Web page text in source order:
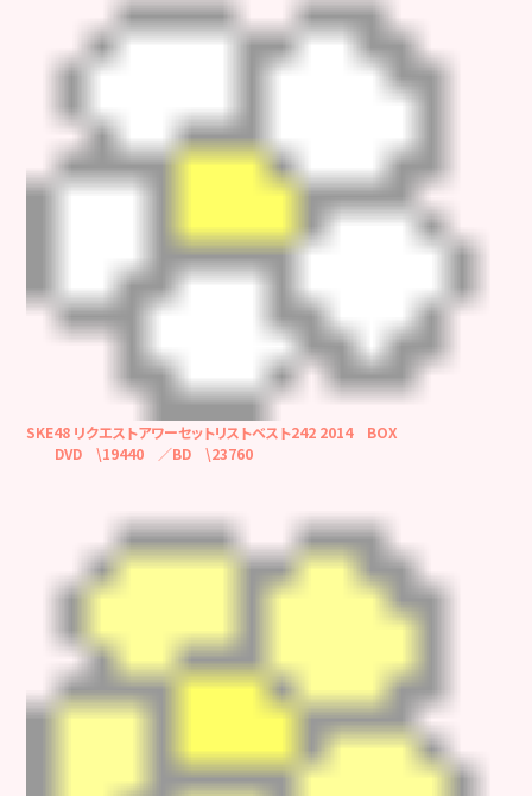
SKE48 リクエストアワーセットリストベスト242 2014 BOX
DVD \19440 ／BD \23760